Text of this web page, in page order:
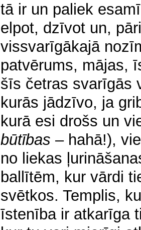
tā ir un paliek
elpot, dzīvot un,
vissvarīgākajā
patvērums, mājas,
šīs četras svarīgās
kurās jādzīvo, ja
kurā esi drošs un
būtības – hahā!),
no liekas
ballītēm, kur vārdi
svētkos. Templis,
īstenība ir atkarīga